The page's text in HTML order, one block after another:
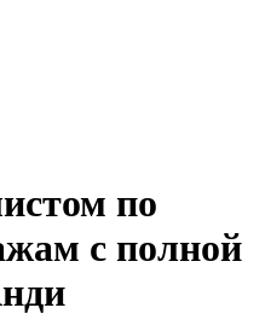
по
с полной